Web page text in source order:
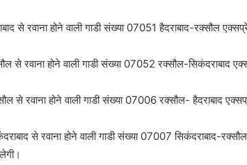
से रवाना होने वाली गाडी संख्या 07051 हैदराबाद-रक्सौल
रवाना होने वाली गाडी संख्या 07052 रक्सौल-सिकंदराबाद
रवाना होने वाली गाडी संख्या 07006 रक्सौल- हैदराबाद
से रवाना होने वाली गाडी संख्या 07007 सिकंदराबाद-रक्सौल